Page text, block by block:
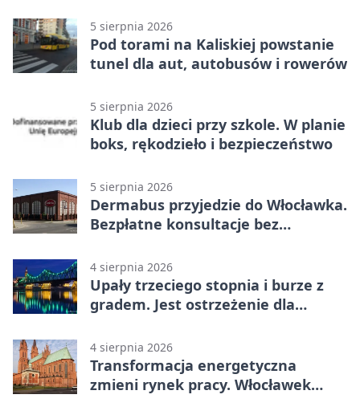
5 sierpnia 2026
Pod torami na Kaliskiej powstanie
tunel dla aut, autobusów i rowerów
5 sierpnia 2026
Klub dla dzieci przy szkole. W planie
boks, rękodzieło i bezpieczeństwo
5 sierpnia 2026
Dermabus przyjedzie do Włocławka.
Bezpłatne konsultacje bez
4 sierpnia 2026
Upały trzeciego stopnia i burze z
gradem. Jest ostrzeżenie dla
4 sierpnia 2026
Transformacja energetyczna
zmieni rynek pracy. Włocławek